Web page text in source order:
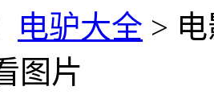
电驴大全 >
图片